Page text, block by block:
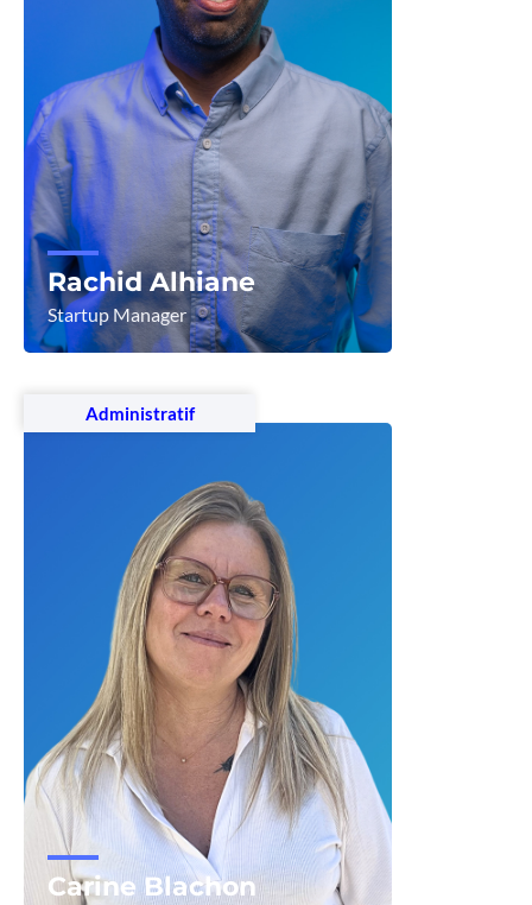
Rachid Alhiane
Startup Manager
Administratif
Carine Blachon